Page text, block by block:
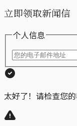
立即领取新闻信
个人信息
太好了！请检查您